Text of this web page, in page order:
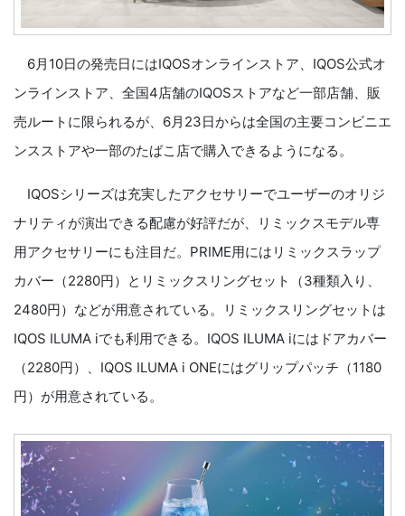
6月10日の発売日にはIQOSオンラインストア、IQOS公式オ
ンラインストア、全国4店舗のIQOSストアなど一部店舗、販
売ルートに限られるが、6月23日からは全国の主要コンビニエ
ンスストアや一部のたばこ店で購入できるようになる。
IQOSシリーズは充実したアクセサリーでユーザーのオリジ
ナリティが演出できる配慮が好評だが、リミックスモデル専
用アクセサリーにも注目だ。PRIME用にはリミックスラップ
カバー（2280円）とリミックスリングセット（3種類入り、
2480円）などが用意されている。リミックスリングセットは
IQOS ILUMA iでも利用できる。IQOS ILUMA iにはドアカバー
（2280円）、IQOS ILUMA i ONEにはグリップパッチ（1180
円）が用意されている。